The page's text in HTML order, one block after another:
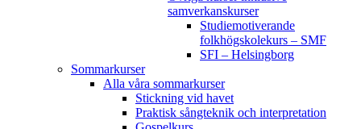
samverkanskurser
Studiemotiverande
folkhögskolekurs – SMF
SFI – Helsingborg
Sommarkurser
Alla våra sommarkurser
Stickning vid havet
Praktisk sångteknik och interpretation